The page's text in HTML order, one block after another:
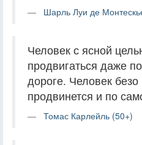
Шарль Луи де
Человек с ясной
продвигаться даже
дороге. Человек
продвинется и по
Томас Карлейль (50+)